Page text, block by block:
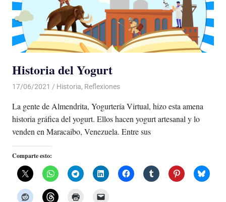
Historia del Yogurt
17/06/2021 De todo un Poco
Historia, Reflexiones
La gente de Almendrita, Yogurtería Virtual, hizo esta amena
historia gráfica del yogurt. Ellos hacen yogurt artesanal y lo
venden en Maracaibo, Venezuela. Entre sus
Comparte esto: